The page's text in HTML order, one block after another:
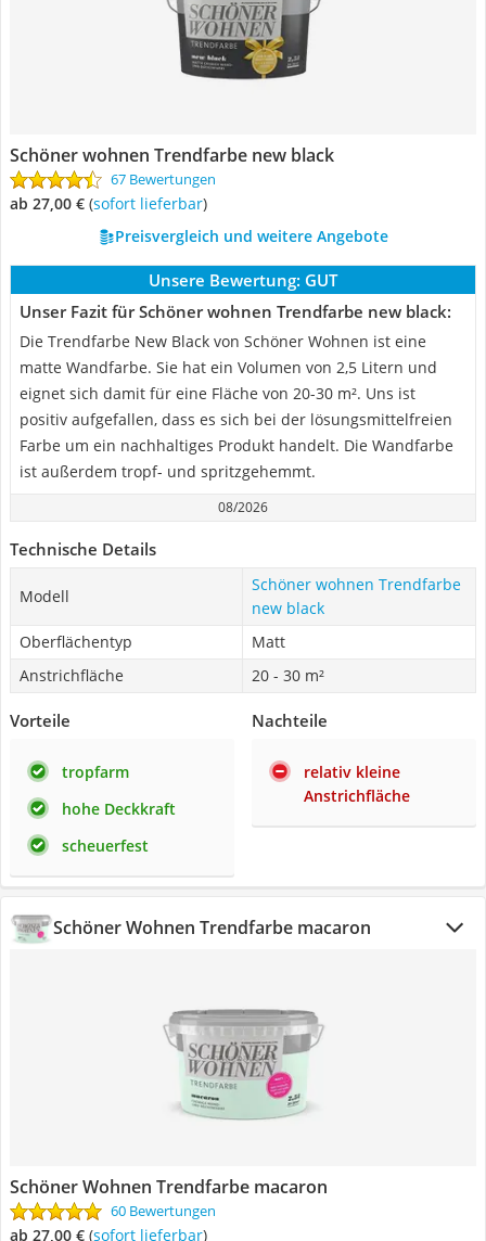
Schöner wohnen Trendfarbe new black
67 Bewertungen
ab 27,00 € ( Sofort lieferbar)
Preisvergleich und weitere Angebote
Unsere Bewertung: GUT
Unser Fazit für Schöner wohnen Trendfarbe new black:
Die Trendfarbe New Black von Schöner Wohnen ist eine
matte Wandfarbe. Sie hat ein Volumen von 2,5 Litern und
eignet sich damit für eine Fläche von 20-30 m². Uns ist
positiv aufgefallen, dass es sich bei der lösungsmittelfreien
Farbe um ein nachhaltiges Produkt handelt. Die Wandfarbe
ist außerdem tropf- und spritzgehemmt.
08/2026
Technische Details
Modell
Schöner wohnen Trendfarbe
new black
Oberflächentyp
Matt
Anstrichfläche
20 - 30 m²
Vorteile
tropfarm
hohe Deckkraft
scheuerfest
Nachteile
relativ kleine
Anstrichfläche
Schöner Wohnen Trendfarbe macaron
Schöner Wohnen Trendfarbe macaron
60 Bewertungen
ab 27,00 € ( Sofort lieferbar)